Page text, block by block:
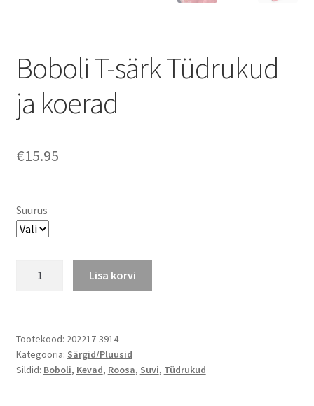
Boboli T-särk Tüdrukud
ja koerad
€15.95
Suurus
ja
koerad
kogus
Lisa korvi
Tootekood: 202217-3914
Kategooria: Särgid/Pluusid
Sildid: Boboli, Kevad, Roosa, Suvi, Tüdrukud